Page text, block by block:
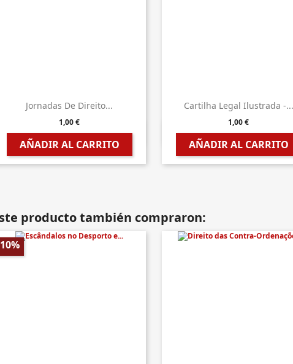
Jornadas De Direito...
1,00 €
AÑADIR AL CARRITO
 Vista rápida
Cartilha Legal Ilustrada -...
1,00 €
AÑADIR AL CARRITO
 Vista rápida
producto también compraron: